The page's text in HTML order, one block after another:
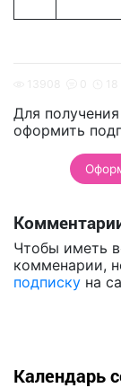
Для
оформить
Чтобы иметь
комменарии,
подписку на
Календарь